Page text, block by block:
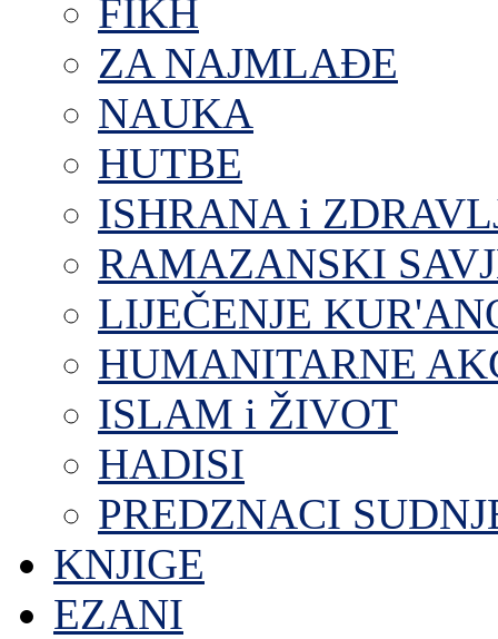
FIKH
ZA NAJMLAĐE
NAUKA
HUTBE
ISHRANA i
RAMAZANSKI
LIJEČENJE
HUMANITARNE
ISLAM i ŽIVOT
HADISI
PREDZNACI
KNJIGE
EZANI